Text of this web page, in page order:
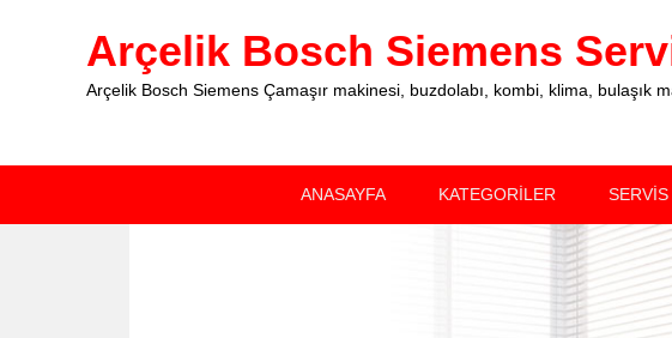
Arçelik Bosch Siemens
Arçelik Bosch Siemens Çamaşır makinesi, buzdolabı, kombi, klima, bulaşık
ANASAYFA KATEGORİLER